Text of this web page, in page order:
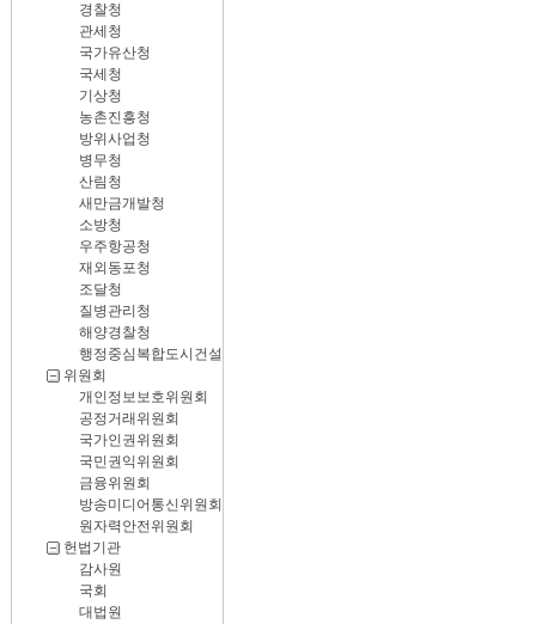
경찰청
관세청
국가유산청
국세청
기상청
농촌진흥청
방위사업청
병무청
산림청
새만금개발청
소방청
우주항공청
재외동포청
조달청
질병관리청
해양경찰청
행정중심복합도시건설청
위원회
개인정보보호위원회
공정거래위원회
국가인권위원회
국민권익위원회
금융위원회
방송미디어통신위원회
원자력안전위원회
헌법기관
감사원
국회
대법원